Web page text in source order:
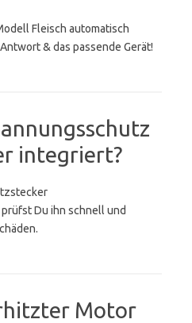
Fleisch automatisch
& das passende Gerät!
integriert?
Du ihn schnell und
Motor